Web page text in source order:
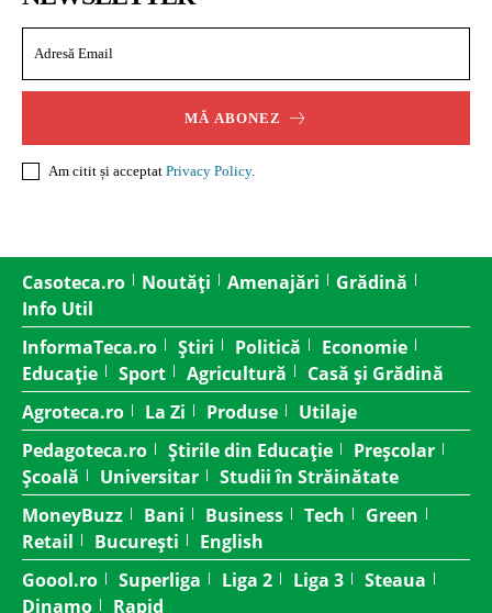
MĂ ABONEZ
Am citit și acceptat Privacy Policy.
Casoteca.ro Noutăți Amenajări
Grădină
Info Util
InformaTeca.ro
Știri Politică
Economie
Educație
Sport Agricultură
Casă și Grădină
Agroteca.ro
La Zi Produse
Utilaje
Pedagoteca.ro
Știrile din Educație
Preșcolar
Școală
Universitar
Studii în Străinătate
MoneyBuzz
Bani Business Tech
Green
Retail
București
English
Goool.ro
Superliga Liga 2 Liga 3
Steaua
Dinamo
Rapid